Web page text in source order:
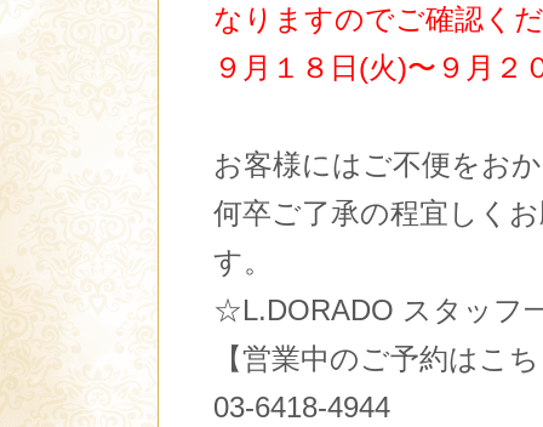
なりますのでご確認く
９月１８日(火)〜９月２
お客様にはご不便をお
何卒ご了承の程宜しく
す。
☆L.DORADO スタッフ
【営業中のご予約はこ
03-6418-4944